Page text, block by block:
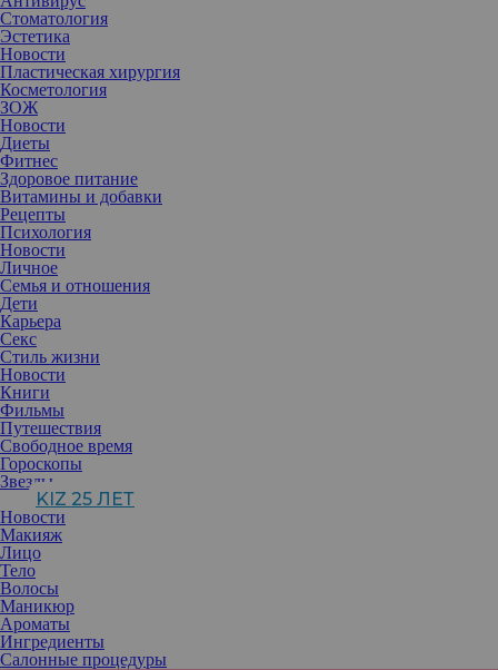
Стоматология
Эстетика
Новости
Пластическая хирургия
Косметология
ЗОЖ
Новости
Диеты
Фитнес
Здоровое питание
Витамины и добавки
Рецепты
Психология
Новости
Личное
Семья и отношения
Дети
Карьера
Секс
Стиль жизни
Новости
Книги
Фильмы
Путешествия
Свободное время
Гороскопы
Звезды
KIZ 25 ЛЕТ
Новости
Макияж
Лицо
Тело
Волосы
Маникюр
Ароматы
Ингредиенты
Салонные процедуры
Истинные бьюти-гурманы наверняка оценят новый вид
окрашивания, вдохновленный любимой сладостью детей 90-х.
«Ириска» — это еще один вид мелирования, который особенно
выигрышно будет смотреться на русых волосах.
Колористы могут соревноваться не только в оригинальности
техники окрашивания, но и в ее названии. Горячий тренд,
который уже примерила Дженнифер Лопес, получил название
«ириска» — все благодаря карамельным бликам, являющимся
основой данного мелирования.